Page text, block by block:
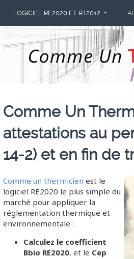
LOGICIEL RE2020 ET RT2012
Comme Un
attestations au
14-2) et en fin de
Comme un thermicien est le
logiciel RE2020 le plus simple du
marché pour appliquer la
réglementation thermique et
environnementale :
Calculez le coefficient
Bbio RE2020, et le Cep